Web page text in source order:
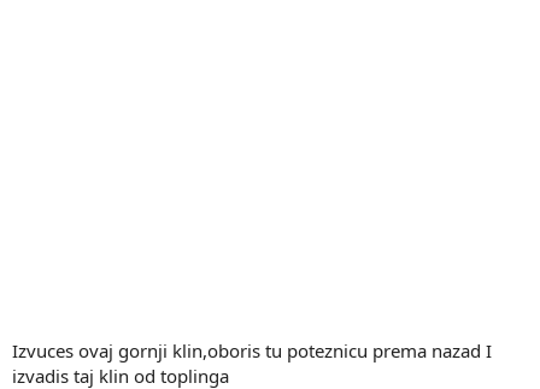
Izvuces ovaj gornji klin,oboris tu poteznicu prema nazad I
izvadis taj klin od toplinga